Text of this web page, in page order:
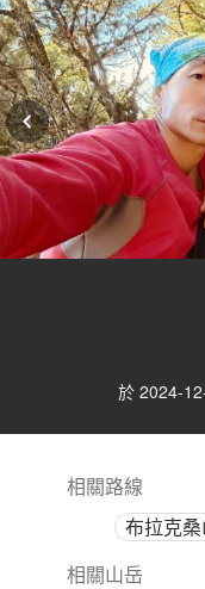
於 2024-
相關路線
布拉克
相關山岳